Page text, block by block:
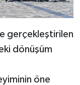
gerçekleştirilen
dönüşüm
öne